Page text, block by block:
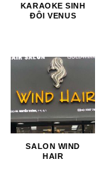
KARAOKE SINH
ĐÔI VENUS
SALON WIND
HAIR